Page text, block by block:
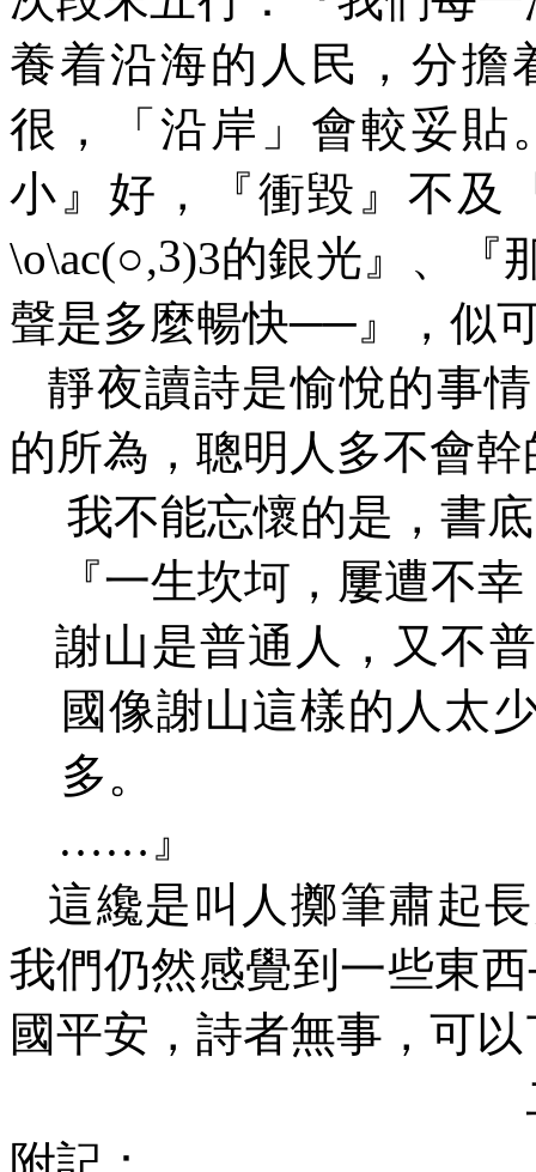
養着沿海的人民，分擔
很，「沿岸」會較妥貼
小』好，『衝毀』不及
\o\ac(○,3)3的銀光』、『
聲是多麼暢快──』
， 似
靜夜讀詩是愉悅的事
的所為，聰明人多不會
我不能忘懷的是，書
『一生坎坷，屢遭不
謝山是普通人，又不
國像謝山這樣的人太
多。
…… 』
這纔是叫人擲筆肅起
我們仍然感覺到一些東
國平安，詩者無事，可